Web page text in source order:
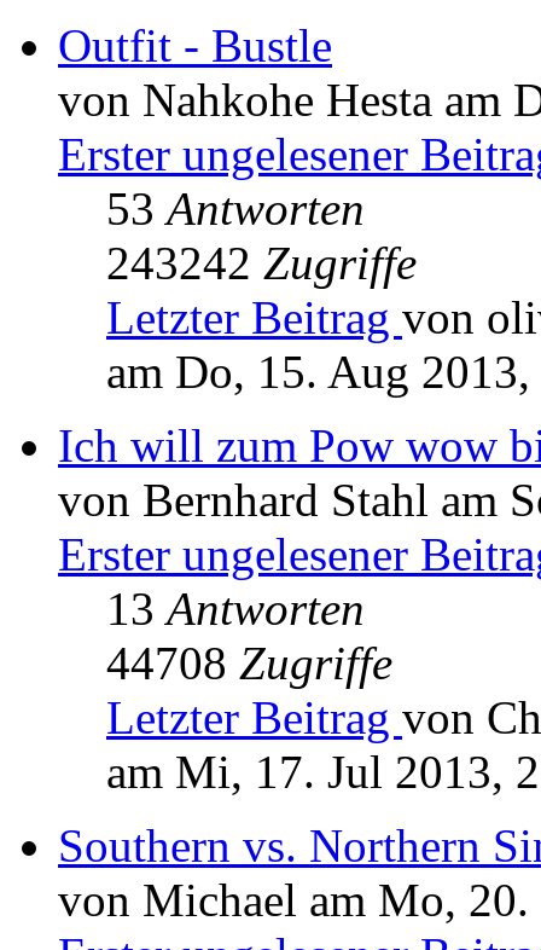
Outfit - Bustle
von Nahkohe Hesta am
Erster ungelesener
53Antworten
243242 Zugriffe
Letzter Beitrag von
am Do, 15. Aug
Ich will zum Pow wow
von Bernhard Stahl am
Erster ungelesener
13Antworten
44708 Zugriffe
Letzter Beitrag von
am Mi, 17. Jul 2013,
Southern vs. Northern
von Michael am Mo,